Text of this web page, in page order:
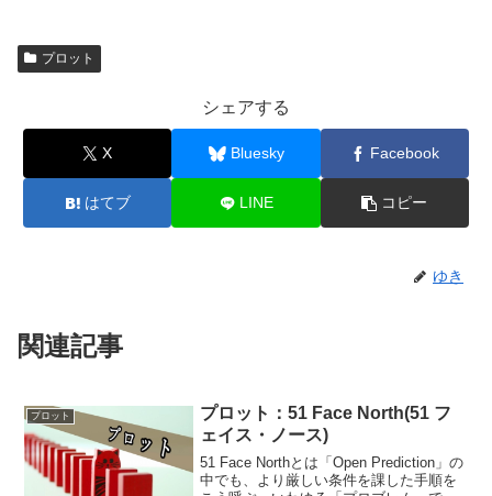
プロット
シェアする
X Bluesky Facebook
はてブ LINE コピー
ゆき
関連記事
プロット
プロット：51 Face North(51 フ
ェイス・ノース)
51 Face Northとは「Open Prediction」の
中でも、より厳しい条件を課した手順を